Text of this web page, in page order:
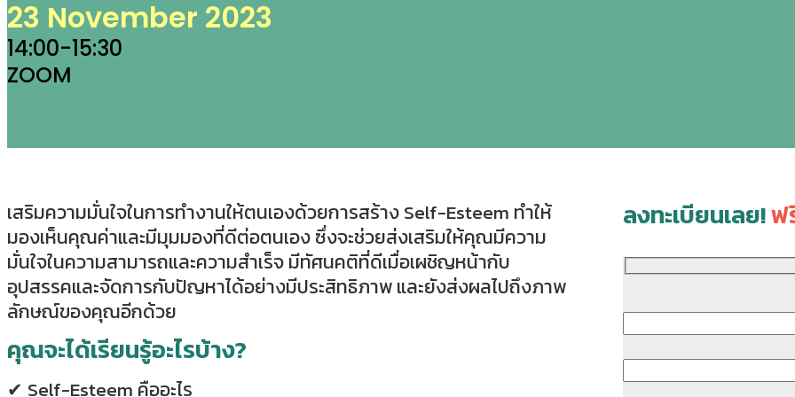
23 November 2023
14:00-15:30
ZOOM
เสริมความมั่นใจในการทำงานให้ตนเองด้วยการสร้าง Self-Esteem ทำให้
มองเห็นคุณค่าและมีมุมมองที่ดีต่อตนเอง ซึ่งจะช่วยส่งเสริมให้คุณมีความ
มั่นใจในความสามารถและความสำเร็จ มีทัศนคติที่ดีเมื่อเผชิญหน้ากับ
อุปสรรคและจัดการกับปัญหาได้อย่างมีประสิทธิภาพ และยังส่งผลไปถึงภาพ
ลักษณ์ของคุณอีกด้วย
คุณจะได้เรียนรู้อะไรบ้าง?
✔ Self-Esteem คืออะไร
ลงทะเบียนเลย!ฟ